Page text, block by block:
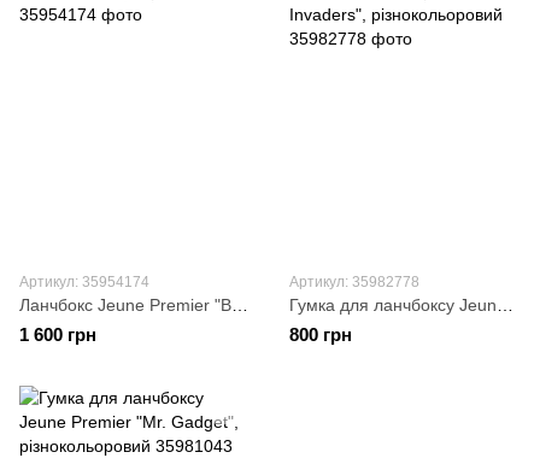
Артикул: 35954174
1 600 грн
Артикул: 35982778
800 грн